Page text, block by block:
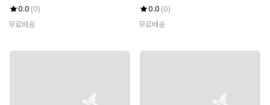
0.0 (0)
무료배송
0.0 (0)
무료배송